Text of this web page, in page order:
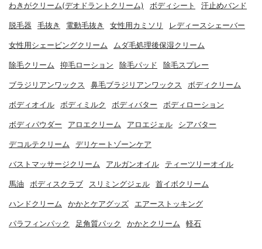
わきがクリーム(デオドラントクリーム) ボディシート 汗止めバンド
脱毛器 毛抜き 電動毛抜き 女性用カミソリ レディースシェーバー
女性用シェービングクリーム ムダ毛処理後保湿クリーム
除毛クリーム 抑毛ローション 除毛パッド 除毛スプレー
ブラジリアンワックス 鼻毛ブラジリアンワックス ボディクリーム
ボディオイル ボディミルク ボディバター ボディローション
ボディパウダー アロエクリーム アロエジェル シアバター
デコルテクリーム デリケートゾーンケア
バストマッサージクリーム アルガンオイル ティーツリーオイル
馬油 ボディスクラブ スリミングジェル 首イボクリーム
ハンドクリーム かかとケアグッズ エアーストッキング
パラフィンパック 足角質パック かかとクリーム 軽石